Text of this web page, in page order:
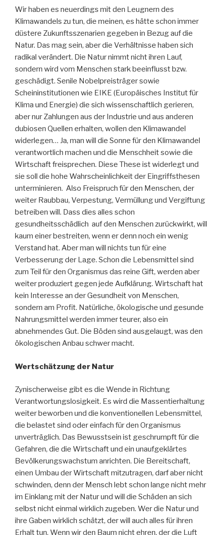
Wir haben es neuerdings mit den Leugnern des
Klimawandels zu tun, die meinen, es hätte schon immer
düstere Zukunftsszenarien gegeben in Bezug auf die
Natur. Das mag sein, aber die Verhältnisse haben sich
radikal verändert. Die Natur nimmt nicht ihren Lauf,
sondern wird vom Menschen stark beeinflusst bzw.
geschädigt. Senile Nobelpreisträger sowie
Scheininstitutionen wie EIKE (Europäisches Institut für
Klima und Energie) die sich wissenschaftlich gerieren,
aber nur Zahlungen aus der Industrie und aus anderen
dubiosen Quellen erhalten, wollen den Klimawandel
widerlegen… Ja, man will die Sonne für den Klimawandel
verantwortlich machen und die Menschheit sowie die
Wirtschaft freisprechen. Diese These ist widerlegt und
sie soll die hohe Wahrscheinlichkeit der Eingriffsthesen
unterminieren. Also Freispruch für den Menschen, der
weiter Raubbau, Verpestung, Vermüllung und Vergiftung
betreiben will. Dass dies alles schon
gesundheitsschädlich auf den Menschen zurückwirkt, will
kaum einer bestreiten, wenn er denn noch ein wenig
Verstand hat. Aber man will nichts tun für eine
Verbesserung der Lage. Schon die Lebensmittel sind
zum Teil für den Organismus das reine Gift, werden aber
weiter produziert gegen jede Aufklärung. Wirtschaft hat
kein Interesse an der Gesundheit von Menschen,
sondern am Profit. Natürliche, ökologische und gesunde
Nahrungsmittel werden immer teurer, also ein
abnehmendes Gut. Die Böden sind ausgelaugt, was den
ökologischen Anbau schwer macht.
Wertschätzung der Natur
Zynischerweise gibt es die Wende in Richtung
Verantwortungslosigkeit. Es wird die Massentierhaltung
weiter beworben und die konventionellen Lebensmittel,
die belastet sind oder einfach für den Organismus
unverträglich. Das Bewusstsein ist geschrumpft für die
Gefahren, die die Wirtschaft und ein unaufgeklärtes
Bevölkerungswachstum anrichten. Die Bereitschaft,
einen Umbau der Wirtschaft mitzutragen, darf aber nicht
schwinden, denn der Mensch lebt schon lange nicht mehr
im Einklang mit der Natur und will die Schäden an sich
selbst nicht einmal wirklich zugeben. Wer die Natur und
ihre Gaben wirklich schätzt, der will auch alles für ihren
Erhalt tun. Wenn wir den Baum nicht ehren, der die Luft